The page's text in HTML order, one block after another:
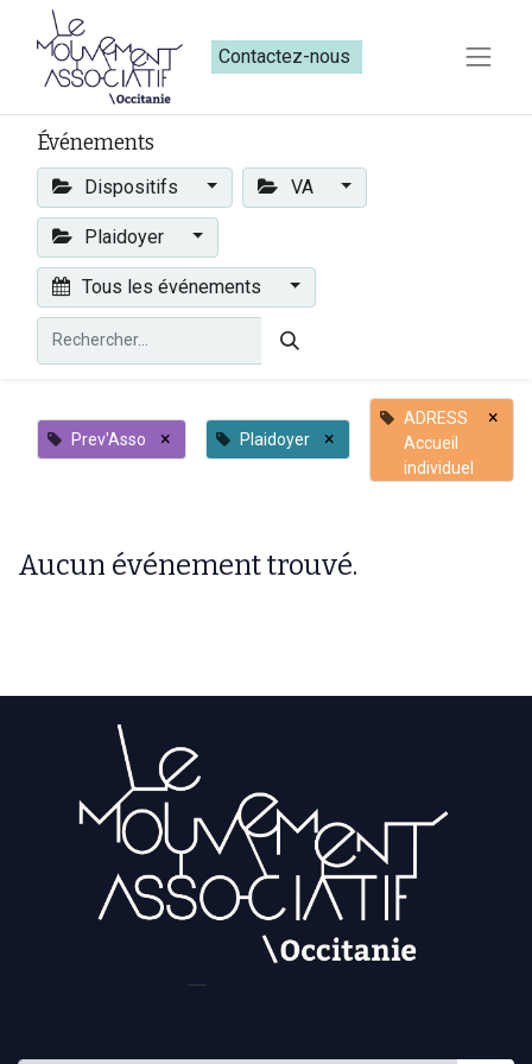
Contactez-nous​​
Événements
Dispositifs VA
Plaidoyer
Tous les événements
Prev'Asso × Plaidoyer ×
ADRESS
Accueil
individuel
×
Aucun événement trouvé.